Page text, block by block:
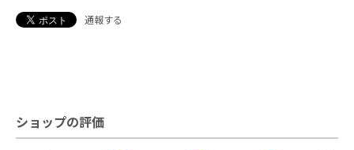
通報する
ショップの評価